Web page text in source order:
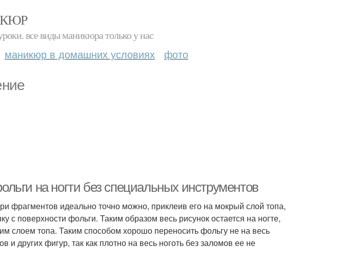
все виды маникюра только у нас
маникюр в домашних условиях фото
на ногти без специальных инструментов
фрагментов идеально точно можно, приклеив его на мокрый слой топа,
с поверхности фольги. Таким образом весь рисунок остается на ногте,
слоем топа. Таким способом хорошо переносить фольгу не на весь
и других фигур, так как плотно на весь ноготь без заломов ее не